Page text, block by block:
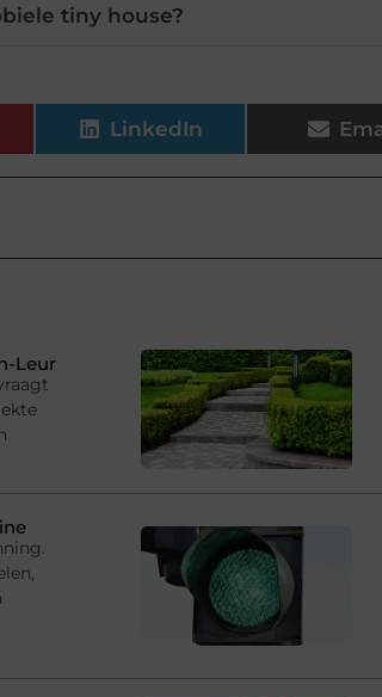
tiny house?
LinkedIn
Leur